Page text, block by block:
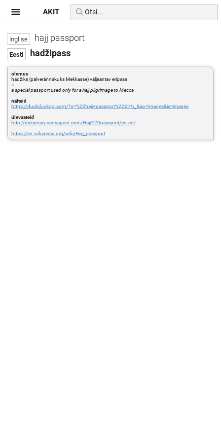
hajj passport
hadžipass
olemus
hadžiks (palverännakuks Mekkasse) väljaantav eripass
=
a special passport used only for a hajj pilgrimage to Mecca
näiteid
https://duckduckgo.com/?q=%22hajj+passport%22&t=h_&iax=images&ia=images
ülevaateid
http://dictionary.sensagent.com/Hajj%20passport/en-en/
https://en.wikipedia.org/wiki/Hajj_passport
AKIT